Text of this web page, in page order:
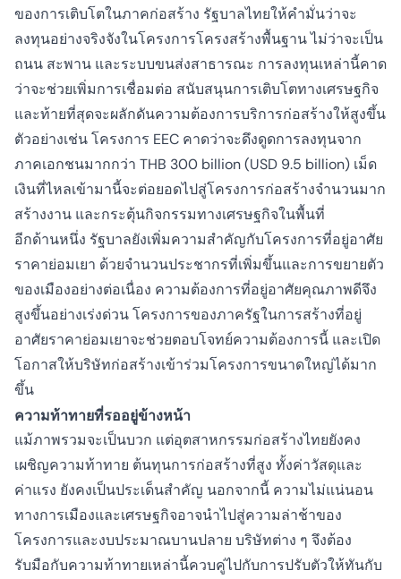
ของการเติบโตในภาคก่อสร้าง รัฐบาลไทยให้คำมั่นว่าจะ
ลงทุนอย่างจริงจังในโครงการโครงสร้างพื้นฐาน ไม่ว่าจะเป็น
ถนน สะพาน และระบบขนส่งสาธารณะ การลงทุนเหล่านี้คาด
ว่าจะช่วยเพิ่มการเชื่อมต่อ สนับสนุนการเติบโตทางเศรษฐกิจ
และท้ายที่สุดจะผลักดันความต้องการบริการก่อสร้างให้สูงขึ้น
ตัวอย่างเช่น โครงการ EEC คาดว่าจะดึงดูดการลงทุนจาก
ภาคเอกชนมากกว่า THB 300 billion (USD 9.5 billion) เม็ด
เงินที่ไหลเข้ามานี้จะต่อยอดไปสู่โครงการก่อสร้างจำนวนมาก
สร้างงาน และกระตุ้นกิจกรรมทางเศรษฐกิจในพื้นที่
อีกด้านหนึ่ง รัฐบาลยังเพิ่มความสำคัญกับโครงการที่อยู่อาศัย
ราคาย่อมเยา ด้วยจำนวนประชากรที่เพิ่มขึ้นและการขยายตัว
ของเมืองอย่างต่อเนื่อง ความต้องการที่อยู่อาศัยคุณภาพดีจึง
สูงขึ้นอย่างเร่งด่วน โครงการของภาครัฐในการสร้างที่อยู่
อาศัยราคาย่อมเยาจะช่วยตอบโจทย์ความต้องการนี้ และเปิด
โอกาสให้บริษัทก่อสร้างเข้าร่วมโครงการขนาดใหญ่ได้มาก
ขึ้น
ความท้าทายที่รออยู่ข้างหน้า
แม้ภาพรวมจะเป็นบวก แต่อุตสาหกรรมก่อสร้างไทยยังคง
เผชิญความท้าทาย ต้นทุนการก่อสร้างที่สูง ทั้งค่าวัสดุและ
ค่าแรง ยังคงเป็นประเด็นสำคัญ นอกจากนี้ ความไม่แน่นอน
ทางการเมืองและเศรษฐกิจอาจนำไปสู่ความล่าช้าของ
โครงการและงบประมาณบานปลาย บริษัทต่าง ๆ จึงต้อง
รับมือกับความท้าทายเหล่านี้ควบคู่ไปกับการปรับตัวให้ทันกับ